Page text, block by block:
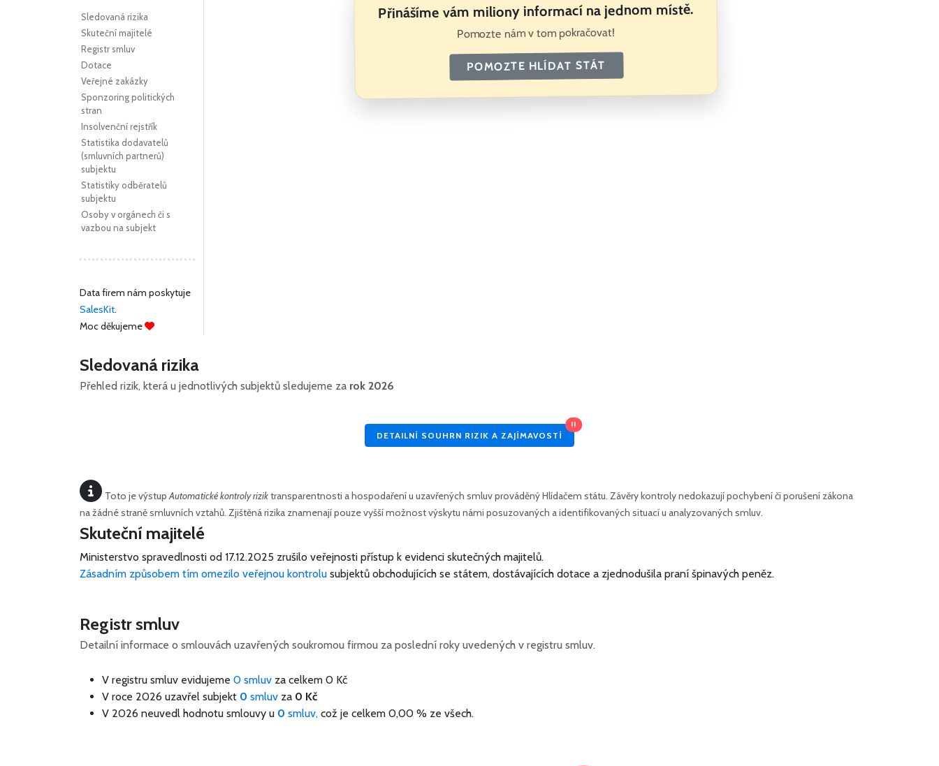
Sledovaná rizika
Skuteční majitelé
Registr smluv
Dotace
Veřejné zakázky
Sponzoring politických
stran
Insolvenční rejstřík
Statistika dodavatelů
(smluvních partnerů)
subjektu
Statistiky odběratelů
subjektu
Osoby v orgánech či s
vazbou na subjekt
Data firem nám poskytuje
SalesKit.
Moc děkujeme
Přinášíme vám miliony informací na jednom místě.
Pomozte nám v tom pokračovat!
POMOZTE HLÍDAT STÁT
Sledovaná rizika
Přehled rizik, která u jednotlivých subjektů sledujeme za rok 2026
DETAILNÍ SOUHRN RIZIK A ZAJÍMAVOSTÍ
!!
Toto je výstupAutomatické kontroly riziktransparentnosti a hospodaření u uzavřených smluv prováděný Hlídačem státu. Závěry kontroly nedokazují pochybení či porušení zákona
na žádné straně smluvních vztahů. Zjištěná rizika znamenají pouze vyšší možnost výskytu námi posuzovaných a identifikovaných situací u analyzovaných smluv.
Skuteční majitelé
Ministerstvo spravedlnosti od 17.12.2025 zrušilo veřejnosti přístup k evidenci skutečných majitelů.
Zásadním způsobem tím omezilo veřejnou kontrolu subjektů obchodujících se státem, dostávajících dotace a zjednodušila praní špinavých peněz.
Registr smluv
Detailní informace o smlouvách uzavřených soukromou firmou za poslední roky uvedených v registru smluv.
V registru smluv evidujeme 0 smluv za celkem 0 Kč
V roce 2026 uzavřel subjekt 0 smluv za 0 Kč
V 2026 neuvedl hodnotu smlouvy u 0 smluv, což je celkem 0,00 % ze všech.